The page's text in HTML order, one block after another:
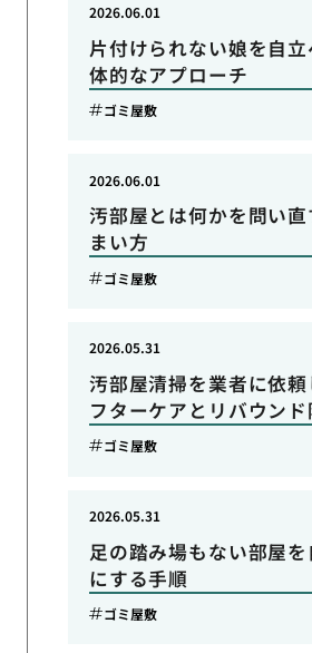
片付けられない娘を自
体的なアプローチ
2026.06.01
ゴミ屋敷
汚部屋とは何かを問い
まい方
2026.06.01
ゴミ屋敷
汚部屋清掃を業者に依
フターケアとリバウン
2026.05.31
ゴミ屋敷
足の踏み場もない部屋
にする手順
2026.05.31
ゴミ屋敷